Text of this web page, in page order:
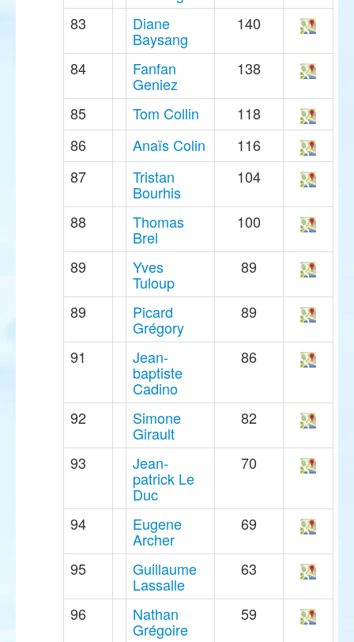
83 Diane
Baysang
140
84 Fanfan
Geniez
138
85 Tom Collin
118
86
Anaïs Colin
116
87
Tristan
Bourhis
104
88 Thomas
Brel
100
89 Yves
Tuloup
89
89 Picard
Grégory
89
91 Jean-
baptiste
Cadino
86
92 Simone
Girault
82
93 Jean-
patrick Le
Duc
70
94 Eugene
Archer
69
95 Guillaume
Lassalle
63
96 Nathan
Grégoire
59